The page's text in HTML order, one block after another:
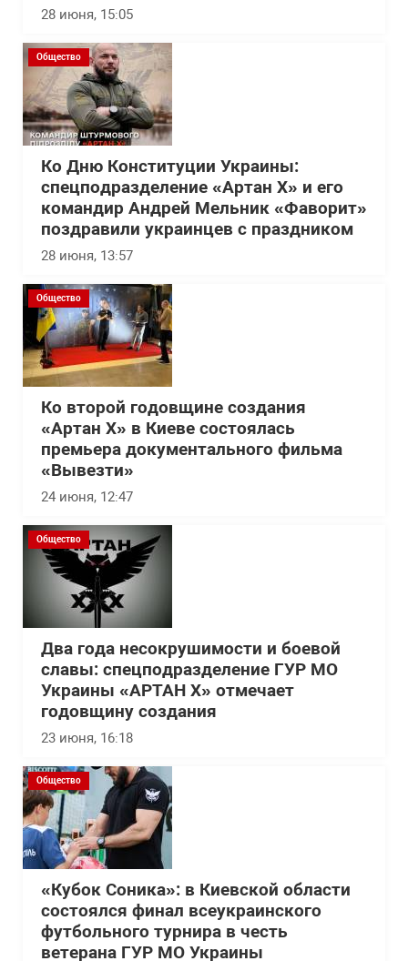
28 июня, 15:05
Общество
Ко Дню Конституции Украины:
спецподразделение «Артан Х» и его
командир Андрей Мельник «Фаворит»
поздравили украинцев с праздником
28 июня, 13:57
Общество
Ко второй годовщине создания
«Артан Х» в Киеве состоялась
премьера документального фильма
«Вывезти»
24 июня, 12:47
Общество
Два года несокрушимости и боевой
славы: спецподразделение ГУР МО
Украины «АРТАН Х» отмечает
годовщину создания
23 июня, 16:18
Общество
«Кубок Соника»: в Киевской области
состоялся финал всеукраинского
футбольного турнира в честь
ветерана ГУР МО Украины